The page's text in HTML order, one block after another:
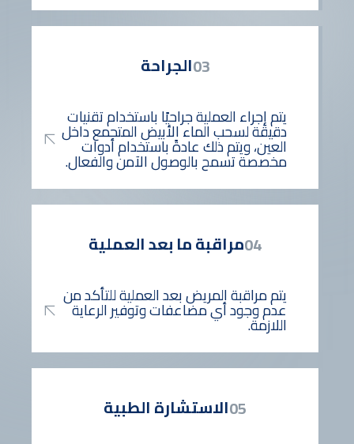
03الجراحة
يتم إجراء العملية جراحيًا باستخدام تقنيات
دقيقة لسحب الماء الأبيض المتجمع داخل
العين، ويتم ذلك عادةً باستخدام أدوات
مخصصة تسمح بالوصول الآمن والفعال.
04مراقبة ما بعد العملية
يتم مراقبة المريض بعد العملية للتأكد من
عدم وجود أي مضاعفات وتوفير الرعاية
اللازمة.
05الاستشارة الطبية